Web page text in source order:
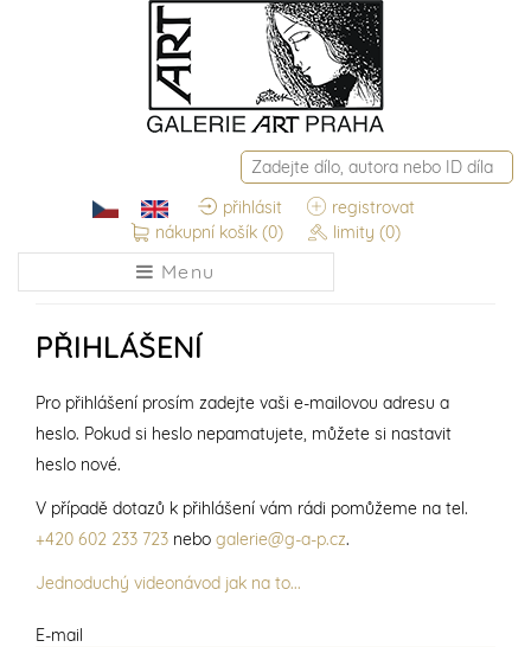
přihlásit
registrovat
nákupní košík (0) limity (0)
Menu
PŘIHLÁŠENÍ
E-mail
Pro přihlášení prosím zadejte vaši e-mailovou adresu a
heslo. Pokud si heslo nepamatujete, můžete si nastavit
heslo nové.
V případě dotazů k přihlášení vám rádi pomůžeme na tel.
+420 602 233 723 nebo galerie@g-a-p.cz.
Jednoduchý videonávod jak na to...